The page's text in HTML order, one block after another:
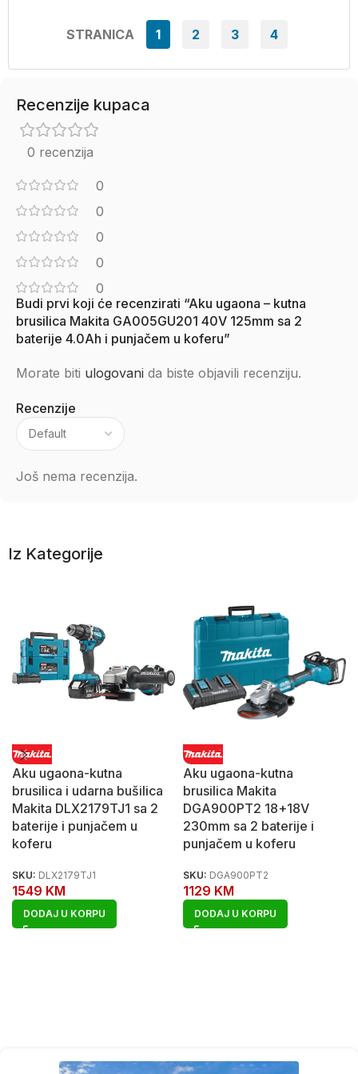
STRANICA 1 2 3 4
Recenzije kupaca
0 recenzija
0
0
0
0
0
Recenzije
Još nema recenzija.
Budi prvi koji će recenzirati “Aku ugaona – kutna
brusilica Makita GA005GU201 40V 125mm sa 2
baterije 4.0Ah i punjačem u koferu”
Morate biti ulogovani da biste objavili recenziju.
Iz Kategorije
Aku ugaona-kutna
brusilica i udarna bušilica
Makita DLX2179TJ1 sa 2
baterije i punjačem u
koferu
SKU: DLX2179TJ1
1549 KM
DODAJ U KORPU
Aku ugaona-kutna
brusilica Makita
DGA900PT2 18+18V
230mm sa 2 baterije i
punjačem u koferu
SKU: DGA900PT2
1129 KM
DODAJ U KORPU